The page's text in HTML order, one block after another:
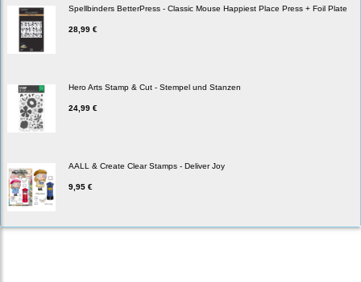
Spellbinders BetterPress - Classic Mouse Happiest Place Press + Foil Plate
28,99 €
Hero Arts Stamp & Cut - Stempel und Stanzen
24,99 €
AALL & Create Clear Stamps - Deliver Joy
9,95 €